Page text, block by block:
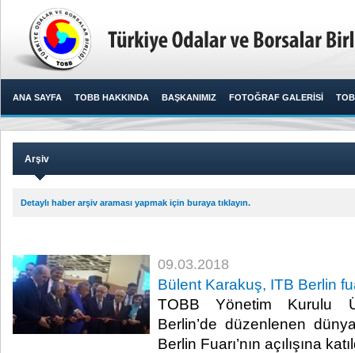
ANA SAYFA TOBB HAKKINDA BAŞKANIMIZ FOTOĞRAF GALERİSİ
Arşiv
Detaylı haber arşiv araması yapmak için buraya tıklayın.
09.03.2018
Bülent Karakuş, ITB Berlin
TOBB Yönetim Kurulu
Berlin’de düzenlenen
Berlin Fuarı’nın açılışına